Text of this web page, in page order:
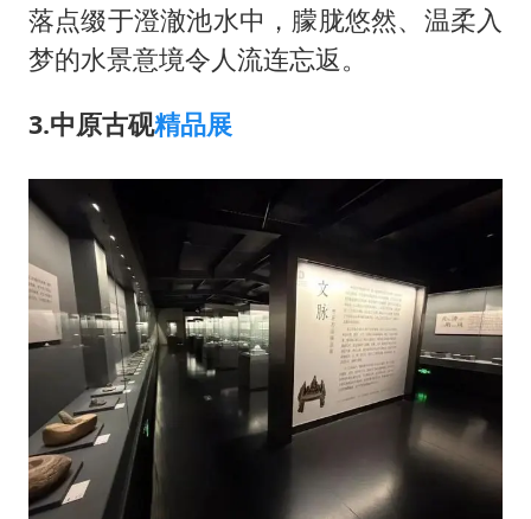
落点缀于澄澈池水中，朦胧悠然、温柔入
梦的水景意境令人流连忘返。
3.中原古砚精品展